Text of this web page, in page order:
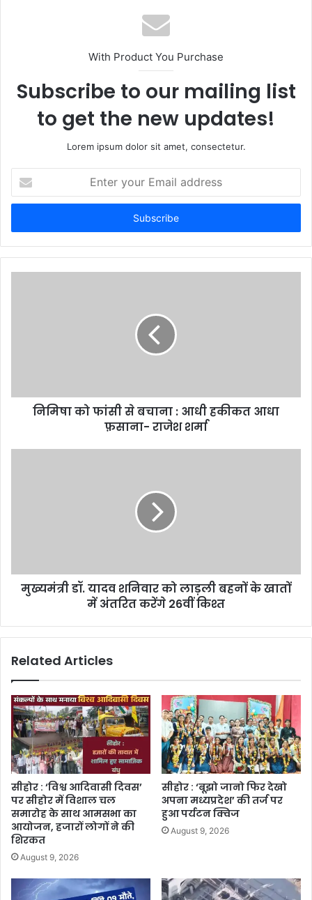
s
i
e
With Product You Purchase
Subscribe to our mailing list
to get the new updates!
Lorem ipsum dolor sit amet, consectetur.
t
r
y
निमिषा को फांसी से बचाना : आधी हकीकत आधा
फ़साना- राजेश शर्मा
मुख्यमंत्री डॉ. यादव शनिवार को लाड़ली बहनों के खातों
में अंतरित करेंगे 26वीं किश्त
Related Articles
सीहोर : ‘विश्व आदिवासी दिवस’
पर सीहोर में विशाल चल
समारोह के साथ आमसभा का
आयोजन, हजारों लोगों ने की
शिरकत
August 9, 2026
सीहोर : ‘बूझो जानो फिर देखो
अपना मध्यप्रदेश’ की तर्ज पर
हुआ पर्यटन क्विज
August 9, 2026